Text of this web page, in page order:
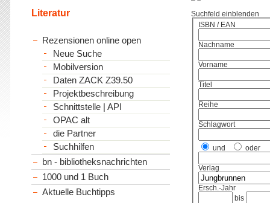
Suchfeld einblenden
ISBN / EAN
Nachname
Vorname
Titel
Reihe
Schlagwort
und oder
Verlag
Ersch.-Jahr
bis
Literatur
Rezensionen online open
Neue Suche
Mobilversion
Daten ZACK Z39.50
Projektbeschreibung
Schnittstelle | API
OPAC alt
die Partner
Suchhilfen
bn - bibliotheksnachrichten
1000 und 1 Buch
Aktuelle Buchtipps